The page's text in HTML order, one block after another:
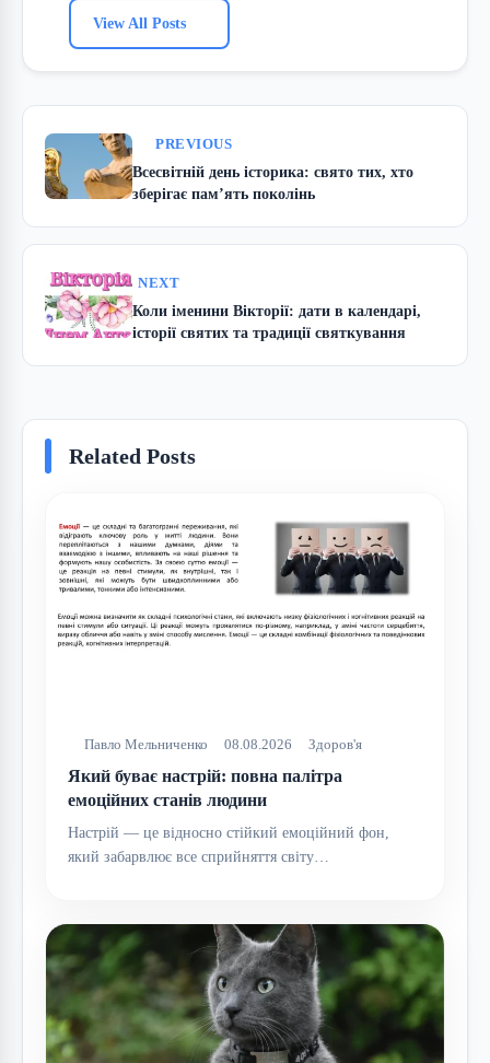
View All Posts
PREVIOUS
Всесвітній день історика: свято тих, хто
зберігає пам’ять поколінь
NEXT
Коли іменини Вікторії: дати в календарі,
історії святих та традиції святкування
Related Posts
Павло Мельниченко 08.08.2026 Здоров'я
Який буває настрій: повна палітра
емоційних станів людини
Настрій — це відносно стійкий емоційний фон,
який забарвлює все сприйняття світу…